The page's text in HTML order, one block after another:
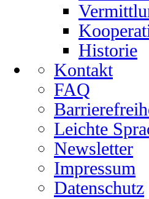
Historie
Kontakt
FAQ
Leichte
Newsletter
Impressum
Datenschutz